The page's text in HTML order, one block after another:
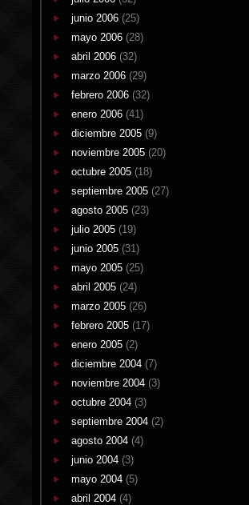
junio 2006 (25)
mayo 2006 (28)
abril 2006 (32)
marzo 2006 (29)
febrero 2006 (32)
enero 2006 (41)
diciembre 2005 (9)
noviembre 2005 (20)
octubre 2005 (18)
septiembre 2005 (27)
agosto 2005 (23)
julio 2005 (19)
junio 2005 (31)
mayo 2005 (25)
abril 2005 (24)
marzo 2005 (26)
febrero 2005 (17)
enero 2005 (2)
diciembre 2004 (7)
noviembre 2004 (3)
octubre 2004 (3)
septiembre 2004 (2)
agosto 2004 (4)
junio 2004 (3)
mayo 2004 (5)
abril 2004 (4)